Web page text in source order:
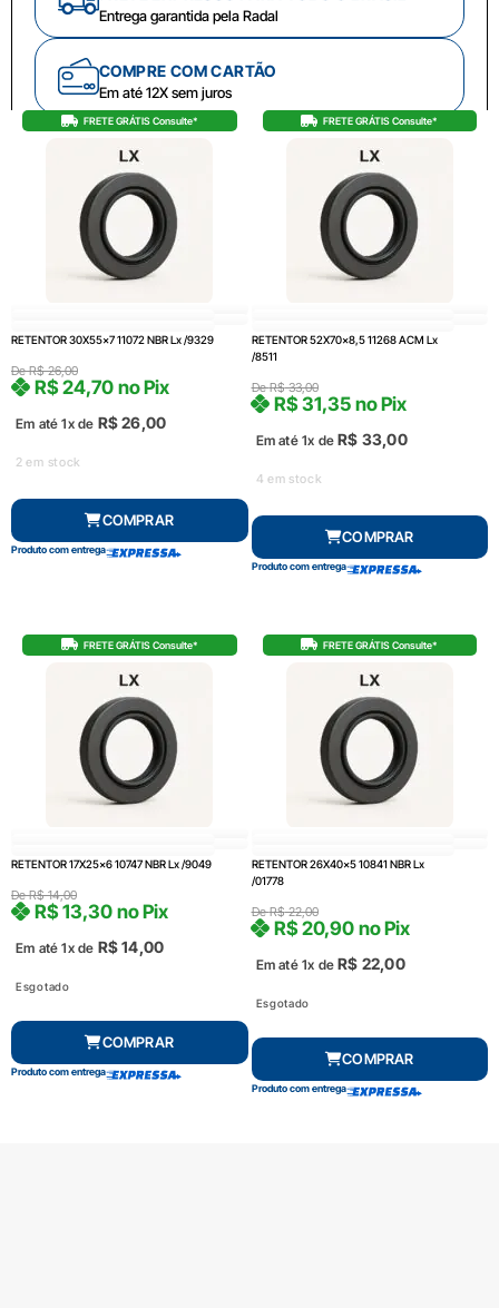
Entrega garantida pela Radal
COMPRE COM CARTÃO
Em até 12X sem juros
FRETE GRÁTIS Consulte*
RETENTOR 30X55x7 11072 NBR Lx /9329
DeR$26,00
Em até 1x de R$26,00
R$24,70 no Pix
2 em stock
COMPRAR
Produto com entrega
FRETE GRÁTIS Consulte*
RETENTOR 52X70x8,5 11268 ACM Lx
/8511
DeR$33,00
Em até 1x de R$ 33,00
R$31,35 no Pix
4 em stock
COMPRAR
Produto com entrega
FRETE GRÁTIS Consulte*
RETENTOR 17X25x6 10747 NBR Lx /9049
DeR$14,00
Em até 1x de R$14,00
R$13,30 no Pix
Esgotado
COMPRAR
Produto com entrega
FRETE GRÁTIS Consulte*
RETENTOR 26X40x5 10841 NBR Lx
/01778
DeR$22,00
Em até 1x deR$ 22,00
R$20,90 no Pix
Esgotado
COMPRAR
Produto com entrega